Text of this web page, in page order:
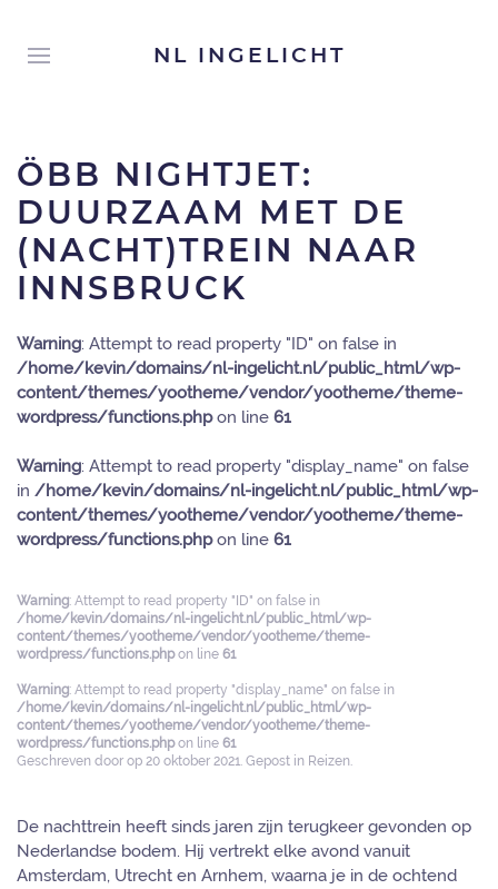
NL INGELICHT
ÖBB NIGHTJET:
DUURZAAM MET DE
(NACHT)TREIN NAAR
INNSBRUCK
Warning: Attempt to read property "ID" on false in
/home/kevin/domains/nl-ingelicht.nl/public_html/wp-
content/themes/yootheme/vendor/yootheme/theme-
wordpress/functions.phpon line 61
Warning: Attempt to read property "display_name" on false
in /home/kevin/domains/nl-ingelicht.nl/public_html/wp-
content/themes/yootheme/vendor/yootheme/theme-
wordpress/functions.phpon line 61
Warning: Attempt to read property "ID" on false in
/home/kevin/domains/nl-ingelicht.nl/public_html/wp-
content/themes/yootheme/vendor/yootheme/theme-
wordpress/functions.phpon line 61
Warning: Attempt to read property "display_name" on false in
/home/kevin/domains/nl-ingelicht.nl/public_html/wp-
content/themes/yootheme/vendor/yootheme/theme-
wordpress/functions.phpon line 61
Geschreven door op 20 oktober 2021. Gepost in Reizen.
De nachttrein heeft sinds jaren zijn terugkeer gevonden op
Nederlandse bodem. Hij vertrekt elke avond vanuit
Amsterdam, Utrecht en Arnhem, waarna je in de ochtend